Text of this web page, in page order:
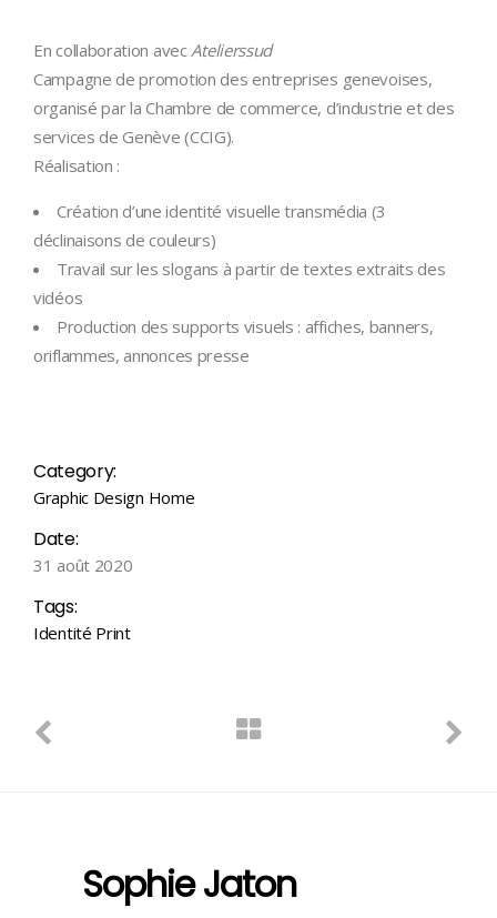
En collaboration avec Atelierssud
Campagne de promotion des entreprises genevoises,
organisé par la Chambre de commerce, d’industrie et des
services de Genève (CCIG).
Réalisation :
Création d’une identité visuelle transmédia (3
déclinaisons de couleurs)
Travail sur les slogans à partir de textes extraits des
vidéos
Production des supports visuels : affiches, banners,
oriflammes, annonces presse
Category:
Graphic Design Home
Date:
31 août 2020
Tags:
Identité Print
Sophie Jaton